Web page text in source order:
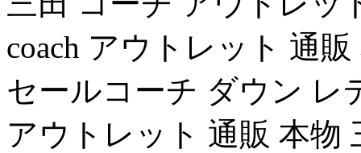
coach アウトレット 通
セールコーチ ダウン レ
アウトレット 通販 本物